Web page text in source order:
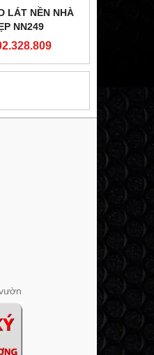
LÁT NỀN NHÀ
NN249